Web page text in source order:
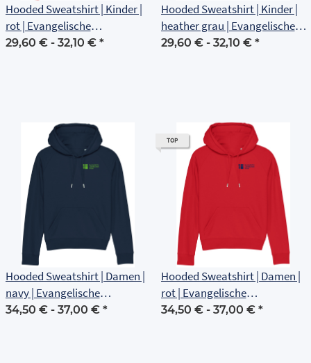
Hooded Sweatshirt | Kinder |
rot | Evangelische
Grundschule Erfurt
29,60 € - 32,10 € *
Hooded Sweatshirt | Kinder |
heather grau | Evangelische
Grundschule Erfurt
29,60 € - 32,10 € *
Hooded Sweatshirt | Damen |
navy | Evangelische
Grundschule Erfurt
34,50 € - 37,00 € *
TOP
Hooded Sweatshirt | Damen |
rot | Evangelische
Grundschule Erfurt
34,50 € - 37,00 € *